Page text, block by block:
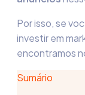
Por isso, se
investir em
encontramos
Sumário